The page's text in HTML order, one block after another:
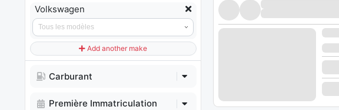
Volkswagen
Add another make
Carburant
Première Immatriculation